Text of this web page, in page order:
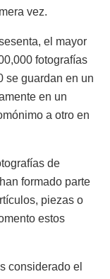
vez.
el mayor
fotografías
se guardan en un
en un
a otro en
de
formado parte
piezas o
estos
considerado el